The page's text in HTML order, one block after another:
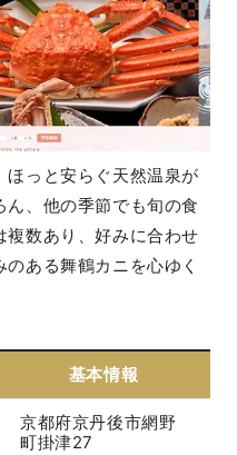
っと安らぐ天然温泉が
、他の季節でも旬の食
数あり、好みに合わせ
ある舞鶴カニを心ゆく
基本情報
京都府京丹後市網野
町掛津27